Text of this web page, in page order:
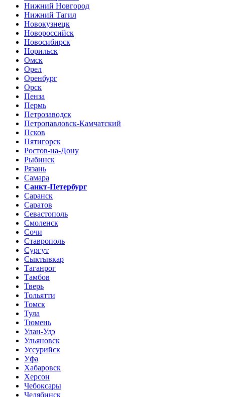
Нижний Новгород
Нижний Тагил
Новокузнецк
Новороссийск
Новосибирск
Норильск
Омск
Орел
Оренбург
Орск
Пенза
Пермь
Петрозаводск
Петропавловск-Камчатский
Псков
Пятигорск
Ростов-на-Дону
Рыбинск
Рязань
Самара
Санкт-Петербург
Саранск
Саратов
Севастополь
Смоленск
Сочи
Ставрополь
Сургут
Сыктывкар
Таганрог
Тамбов
Тверь
Тольятти
Томск
Тула
Тюмень
Улан-Удэ
Ульяновск
Уссурийск
Уфа
Хабаровск
Херсон
Чебоксары
Челябинск